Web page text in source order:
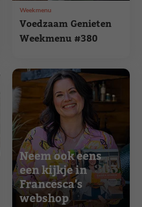
Voedzaam Genieten
Weekmenu #380
Weekmenu
Neem ook eens
een kijkje in
Francesca's
webshop